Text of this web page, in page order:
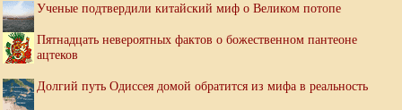
Ученые подтвердили китайский миф о Великом потопе
Пятнадцать невероятных фактов о божественном пантеоне
ацтеков
Долгий путь Одиссея домой обратится из мифа в реальность